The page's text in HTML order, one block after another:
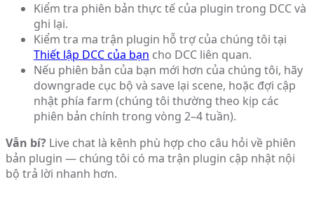
Kiểm tra phiên bản thực tế của plugin trong DCC và
ghi lại.
Kiểm tra ma trận plugin hỗ trợ của chúng tôi tại
Thiết lập DCC của bạn cho DCC liên quan.
Nếu phiên bản của bạn mới hơn của chúng tôi, hãy
downgrade cục bộ và save lại scene, hoặc đợi cập
nhật phía farm (chúng tôi thường theo kịp các
phiên bản chính trong vòng 2–4 tuần).
Vẫn bí? Live chat là kênh phù hợp cho câu hỏi về phiên
bản plugin — chúng tôi có ma trận plugin cập nhật nội
bộ trả lời nhanh hơn.